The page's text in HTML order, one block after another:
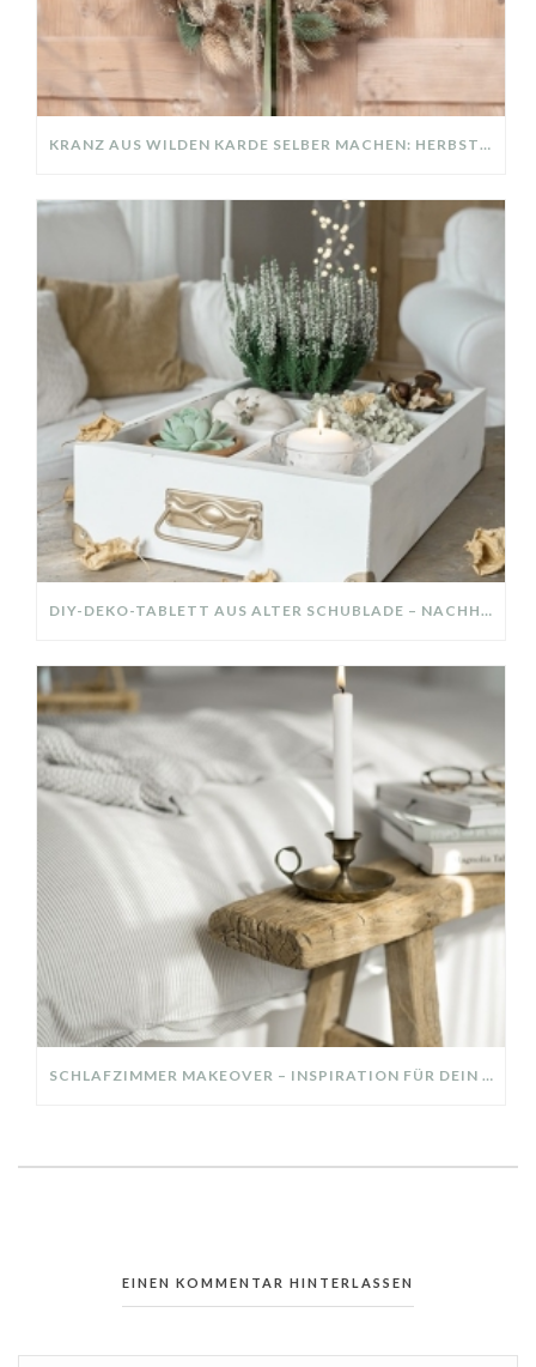
KRANZ AUS WILDEN KARDE SELBER MACHEN: HERBSTDEKO GANZ EINFACH
DIY-DEKO-TABLETT AUS ALTER SCHUBLADE – NACHHALTIGE HERBSTDEKO SELBER MACHEN!
SCHLAFZIMMER MAKEOVER – INSPIRATION FÜR DEIN SCHLAFZIMMER: AUS ALT MACH NEU – HELL, GEMÜTLICH UND EINLADEND
EINEN KOMMENTAR HINTERLASSEN